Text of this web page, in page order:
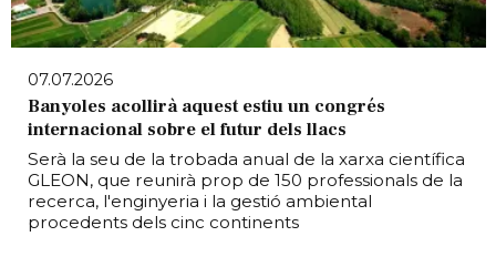
07.07.2026
Banyoles acollirà aquest estiu un congrés
internacional sobre el futur dels llacs
Serà la seu de la trobada anual de la xarxa científica
GLEON, que reunirà prop de 150 professionals de la
recerca, l'enginyeria i la gestió ambiental
procedents dels cinc continents